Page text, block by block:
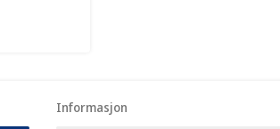
Informasjon